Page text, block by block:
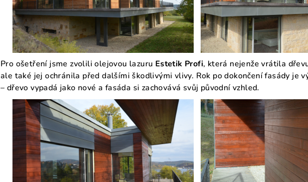
Pro ošetření jsme zvolili olejovou lazuru Estetik Profi, která nejenže vrátila
ale také jej ochránila před dalšími škodlivými vlivy. Rok po dokončení fasády je
– dřevo vypadá jako nové a fasáda si zachovává svůj původní vzhled.